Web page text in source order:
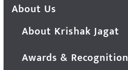
About Us
About Krishak Jagat
Awards & Recognition